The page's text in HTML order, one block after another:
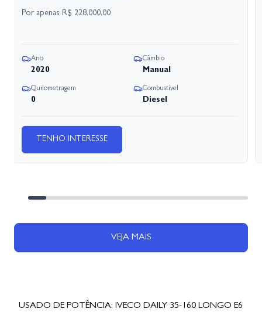
Por apenas R$ 228.000,00
Ano
2020
Câmbio
Manual
Quilometragem
0
Combustível
Diesel
TENHO INTERESSE
VEJA MAIS
USADO DE POTÊNCIA: IVECO DAILY 35-160 LONGO E6